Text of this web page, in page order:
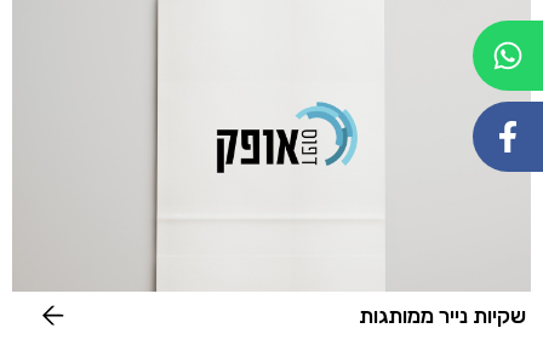
שקיות נייר ממותגות